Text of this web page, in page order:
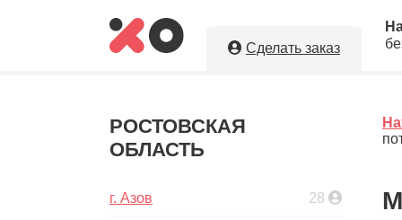
Сделать заказ
Укажите необходимые
Оставляя заявку, Вы даете разрешение
РОСТОВСКАЯ
ОБЛАСТЬ
г. Азов 28